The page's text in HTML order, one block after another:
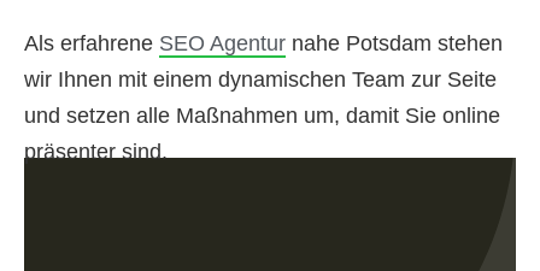
Als erfahrene SEO Agentur nahe Potsdam stehen
wir Ihnen mit einem dynamischen Team zur Seite
und setzen alle Maßnahmen um, damit Sie online
präsenter sind.